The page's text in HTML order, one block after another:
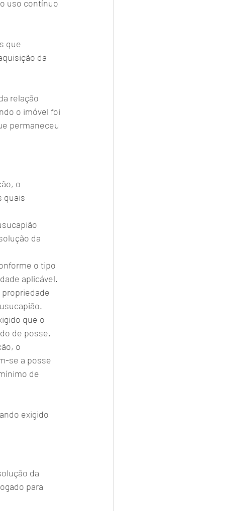
uso contínuo
que
da
relação
o imóvel foi
permaneceu
o
quais
usucapião
da
o tipo
aplicável.
que o
de posse.
o
se a posse
de
exigido
da
para